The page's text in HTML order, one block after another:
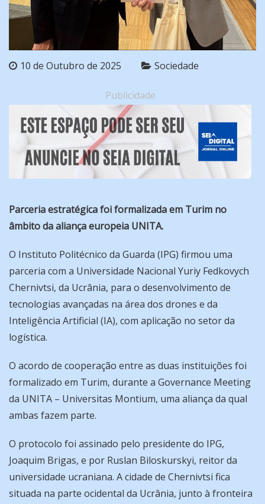
10 de Outubro de 2025 Sociedade
Publicidade
Parceria estratégica foi formalizada em Turim no
âmbito da aliança europeia UNITA.
O Instituto Politécnico da Guarda (IPG) firmou uma
parceria com a Universidade Nacional Yuriy Fedkovych
Chernivtsi, da Ucrânia, para o desenvolvimento de
tecnologias avançadas na área dos drones e da
Inteligência Artificial (IA), com aplicação no setor da
logística.
O acordo de cooperação entre as duas instituições foi
formalizado em Turim, durante a Governance Meeting
da UNITA – Universitas Montium, uma aliança da qual
ambas fazem parte.
O protocolo foi assinado pelo presidente do IPG,
Joaquim Brigas, e por Ruslan Biloskurskyi, reitor da
universidade ucraniana. A cidade de Chernivtsi fica
situada na parte ocidental da Ucrânia, junto à fronteira